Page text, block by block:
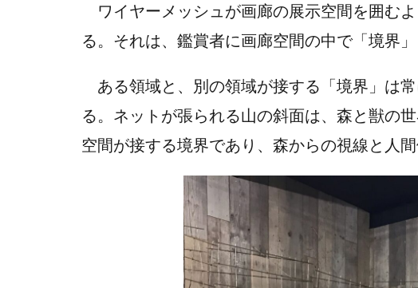
ワイヤーメッシュが画廊の展示空間を囲む
る。それは、鑑賞者に画廊空間の中で「境界
ある領域と、別の領域が接する「境界」は
る。ネットが張られる山の斜面は、森と獣の
空間が接する境界であり、森からの視線と人